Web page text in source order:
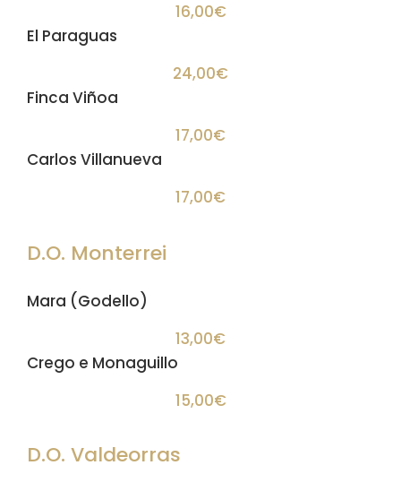
16,00€
El Paraguas
24,00€
Finca Viñoa
17,00€
Carlos Villanueva
17,00€
D.O. Monterrei
Mara (Godello)
13,00€
Crego e Monaguillo
15,00€
D.O. Valdeorras